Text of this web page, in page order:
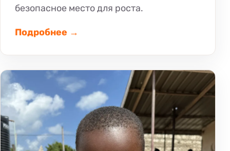
безопасное место для роста.
Подробнее →